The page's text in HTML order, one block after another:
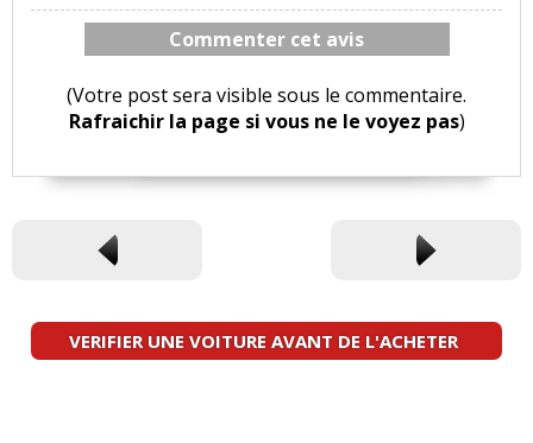
Commenter cet avis
(Votre post sera visible sous le commentaire.
Rafraichir la page si vous ne le voyez pas)
VERIFIER UNE VOITURE AVANT DE L'ACHETER